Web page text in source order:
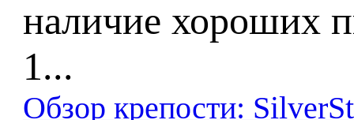
наличие хороших
1...
Обзор крепости: